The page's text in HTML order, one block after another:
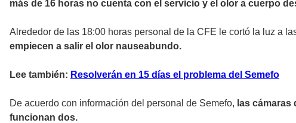
más de 16 horas no cuenta con el servicio y el olor a cuerpo
Alrededor de las 18:00 horas personal de la CFE le cortó la luz a
empiecen a salir el olor nauseabundo.
Lee también: Resolverán en 15 días el problema del Semefo
De acuerdo con información del personal de Semefo, las
funcionan dos.